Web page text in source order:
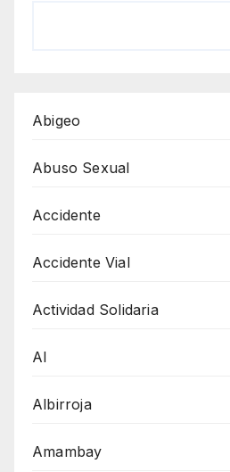
Abigeo
Abuso Sexual
Accidente
Accidente Vial
Actividad Solidaria
AI
Albirroja
Amambay